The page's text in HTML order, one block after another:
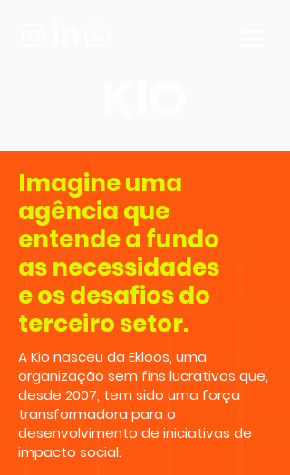
Imagine uma
agência que
entende a fundo
as necessidades
e os desafios do
terceiro setor.
A Kio nasceu da Ekloos, uma
organização sem fins lucrativos que,
desde 2007, tem sido uma força
transformadora para o
desenvolvimento de iniciativas de
impacto social.